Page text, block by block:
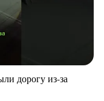
дорогу из-за